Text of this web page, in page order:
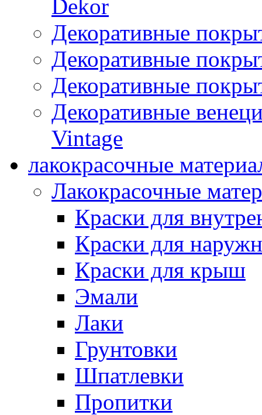
Dekor
Декоративные
Декоративные
Декоративные
Декоративные
Vintage
лакокрасочные
Лакокрасочные
Краски для
Краски для
Краски для крыш
Эмали
Лаки
Грунтовки
Шпатлевки
Пропитки